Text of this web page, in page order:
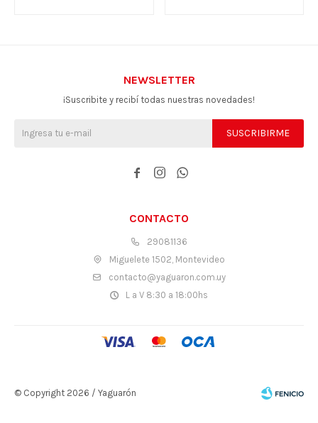
CONTACTO
29081136
Miguelete 1502, Montevideo
contacto@yaguaron.com.uy
L a V 8:30 a 18:00hs
NEWSLETTER
¡Suscribite y recibí todas nuestras novedades!
SUSCRIBIRME
  
© Copyright 2026 / Yaguarón